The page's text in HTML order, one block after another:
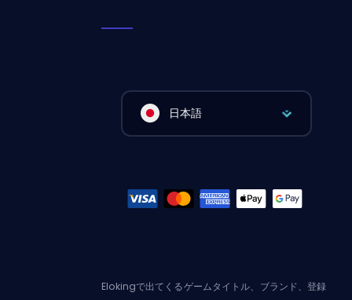
日本語
Elokingで出てくるゲームタイトル、ブランド、登録